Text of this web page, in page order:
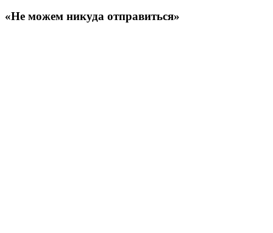
«Не можем никуда отправиться»